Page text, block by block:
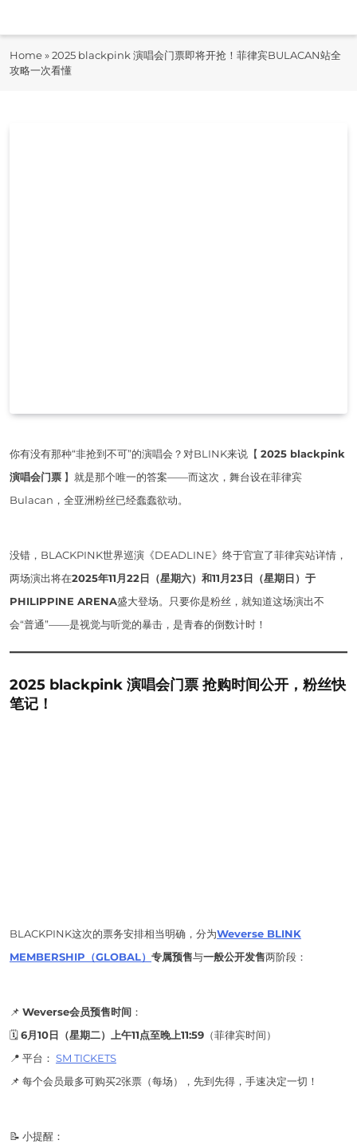
即时快报
Home»2025 blackpink 演唱会门票即将开抢！菲律宾BULACAN站全
攻略一次看懂
你有没有那种“非抢到不可”的演唱会？对BLINK来说【 2025 blackpink
演唱会门票 】就是那个唯一的答案——而这次，舞台设在菲律宾
Bulacan，全亚洲粉丝已经蠢蠢欲动。
没错，BLACKPINK世界巡演《DEADLINE》终于官宣了菲律宾站详情，
两场演出将在2025年11月22日（星期六）和11月23日（星期日）于
PHILIPPINE ARENA盛大登场。只要你是粉丝，就知道这场演出不
会“普通”——是视觉与听觉的暴击，是青春的倒数计时！
2025 blackpink 演唱会门票 抢购时间公开，粉丝快
笔记！
BLACKPINK这次的票务安排相当明确，分为Weverse BLINK
MEMBERSHIP（GLOBAL） 专属预售与一般公开发售两阶段：
📌 Weverse会员预售时间 ：
🗓️6月10日（星期二）上午11点至晚上11:59 （菲律宾时间）
📍 平台： SM TICKETS
📌 每个会员最多可购买2张票（每场），先到先得，手速决定一切！
📝 小提醒：